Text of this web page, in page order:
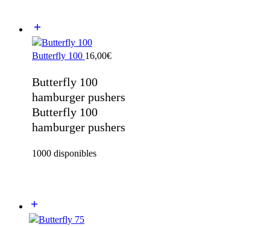
Butterfly 100 16,00€
Butterfly 100
hamburger pushers
Butterfly 100
hamburger pushers
1000 disponibles